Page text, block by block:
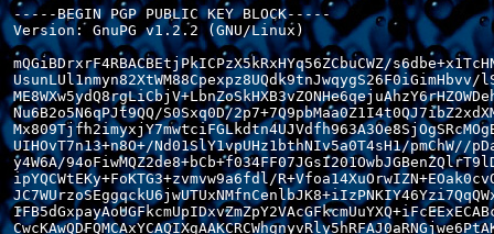
-----BEGIN PGP PUBLIC KEY BLOCK-----
Version: GnuPG v1.2.2 (GNU/Linux)
mQGiBDrxrF4RBACBEtjPkICPzX5kRxHYq56ZCbuCWZ/
Nu6B2o5N6qPJt9QQ/S0Sxq0D/
UIHOvT7n13+n8O+/Nd01SlY1vpUHz1bthNIv5a0T4sH1/pmChW//
y4W6A/
ipYQCWtEKy+FoKTG3+zvmvw9a6fdl/